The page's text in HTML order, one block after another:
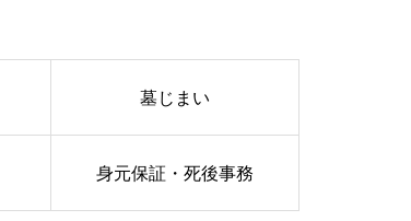
墓じまい
身元保証・死後事務